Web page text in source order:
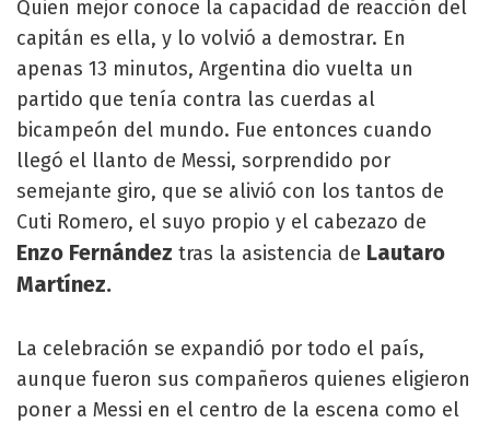
Quien mejor conoce la capacidad de reacción del
capitán es ella, y lo volvió a demostrar. En
apenas 13 minutos, Argentina dio vuelta un
partido que tenía contra las cuerdas al
bicampeón del mundo. Fue entonces cuando
llegó el llanto de Messi, sorprendido por
semejante giro, que se alivió con los tantos de
Cuti Romero, el suyo propio y el cabezazo de
Enzo Fernández tras la asistencia de Lautaro
Martínez.
La celebración se expandió por todo el país,
aunque fueron sus compañeros quienes eligieron
poner a Messi en el centro de la escena como el